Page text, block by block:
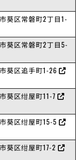
葵区常磐町2丁目1-
葵区常磐町2丁目5-
葵区追手町1-26
葵区绀屋町11-7
葵区绀屋町15-5
葵区绀屋町17-2